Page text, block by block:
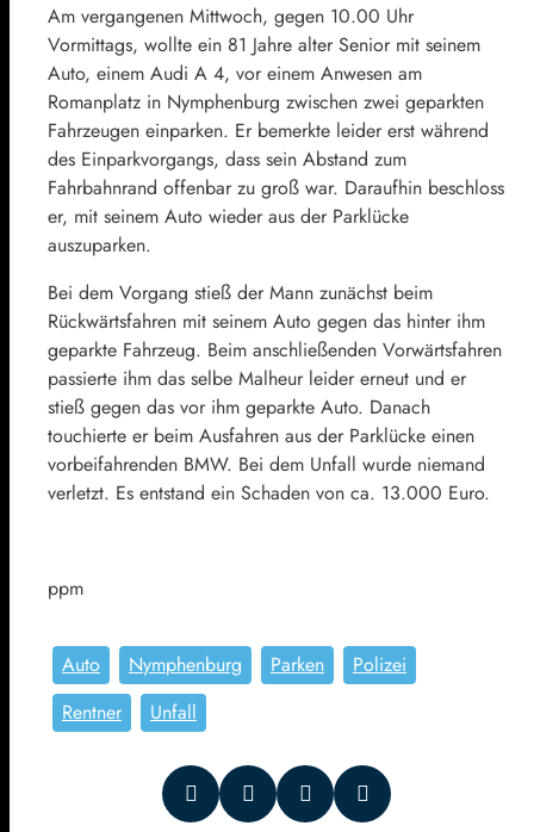
Am vergangenen Mittwoch, gegen 10.00 Uhr
Vormittags, wollte ein 81 Jahre alter Senior mit seinem
Auto, einem Audi A 4, vor einem Anwesen am
Romanplatz in Nymphenburg zwischen zwei geparkten
Fahrzeugen einparken. Er bemerkte leider erst während
des Einparkvorgangs, dass sein Abstand zum
Fahrbahnrand offenbar zu groß war. Daraufhin beschloss
er, mit seinem Auto wieder aus der Parklücke
auszuparken.
Bei dem Vorgang stieß der Mann zunächst beim
Rückwärtsfahren mit seinem Auto gegen das hinter ihm
geparkte Fahrzeug. Beim anschließenden Vorwärtsfahren
passierte ihm das selbe Malheur leider erneut und er
stieß gegen das vor ihm geparkte Auto. Danach
touchierte er beim Ausfahren aus der Parklücke einen
vorbeifahrenden BMW. Bei dem Unfall wurde niemand
verletzt. Es entstand ein Schaden von ca. 13.000 Euro.
ppm
Auto Nymphenburg Parken
Polizei
Rentner
Unfall